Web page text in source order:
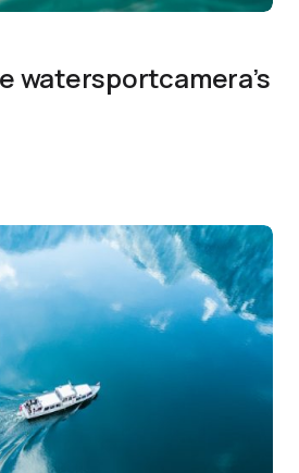
watersportcamera’s